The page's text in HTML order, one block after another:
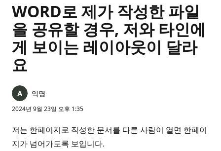
WORD로 제가 작성한 파일
을 공유할 경우, 저와 타인에
게 보이는 레이아웃이 달라
요
익명
2024년 9월 23일 오후 1:35
저는 한페이지로 작성한 문서를 다른 사람이 열면 한페이
지가 넘어가도록 보입니다.